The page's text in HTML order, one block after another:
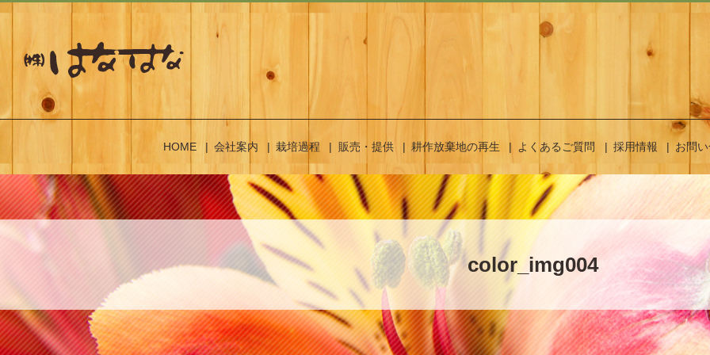
HOME 会社案内 栽培過程 販売・提供 耕作放棄地の再生 よくあるご質問 採用情報 お問
color_img004